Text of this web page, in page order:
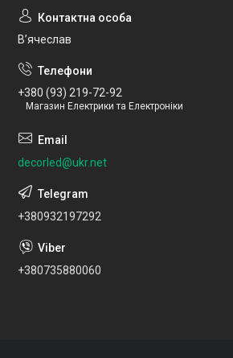
Вʼячеслав
+380 (93) 219-72-92
Магазин Електрики та Електроніки
decorled@ukr.net
+380932197292
+380735880060